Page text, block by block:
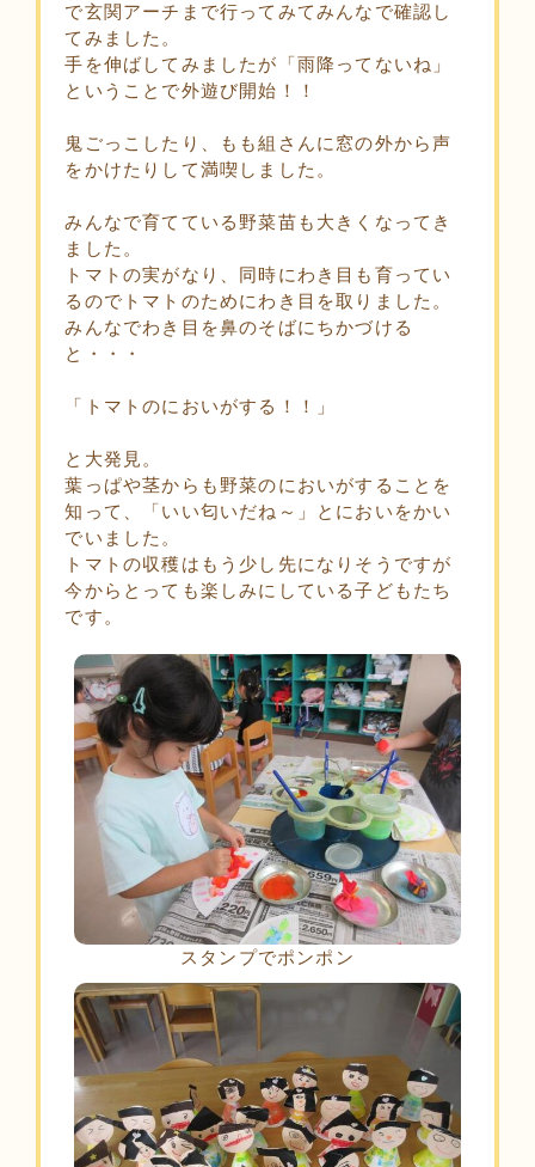
で玄関アーチまで行ってみてみんなで確認し
てみました。
手を伸ばしてみましたが「雨降ってないね」
ということで外遊び開始！！
鬼ごっこしたり、もも組さんに窓の外から声
をかけたりして満喫しました。
みんなで育てている野菜苗も大きくなってき
ました。
トマトの実がなり、同時にわき目も育ってい
るのでトマトのためにわき目を取りました。
みんなでわき目を鼻のそばにちかづける
と・・・
「トマトのにおいがする！！」
と大発見。
葉っぱや茎からも野菜のにおいがすることを
知って、「いい匂いだね～」とにおいをかい
でいました。
トマトの収穫はもう少し先になりそうですが
今からとっても楽しみにしている子どもたち
です。
スタンプでポンポン